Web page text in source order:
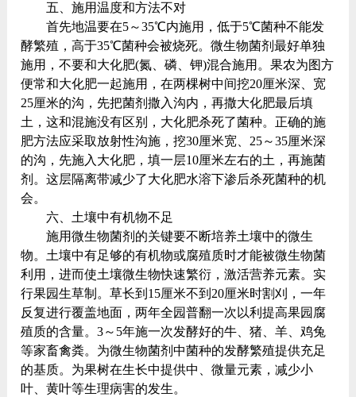
五、施用温度和方法不对
首先地温要在5～35℃内施用，低于5℃菌种不能发
酵繁殖，高于35℃菌种会被烧死。微生物菌剂最好单独
施用，不要和大化肥(氮、磷、钾)混合施用。果农为图方
便常和大化肥一起施用，在两棵树中间挖20厘米深、宽
25厘米的沟，先把菌剂撒入沟内，再撒大化肥最后填
土，这和混施没有区别，大化肥杀死了菌种。正确的施
肥方法应采取放射性沟施，挖30厘米宽、25～35厘米深
的沟，先施入大化肥，填一层10厘米左右的土，再施菌
剂。这层隔离带减少了大化肥水溶下渗后杀死菌种的机
会。
六、土壤中有机物不足
施用微生物菌剂的关键要不断培养土壤中的微生
物。土壤中有足够的有机物或腐殖质时才能被微生物菌
利用，进而使土壤微生物快速繁衍，激活营养元素。实
行果园生草制。草长到15厘米不到20厘米时割刈，一年
反复进行覆盖地面，两年全园普翻一次以利提高果园腐
殖质的含量。3～5年施一次发酵好的牛、猪、羊、鸡兔
等家畜禽粪。为微生物菌剂中菌种的发酵繁殖提供充足
的基质。为果树在生长中提供中、微量元素，减少小
叶、黄叶等生理病害的发生。